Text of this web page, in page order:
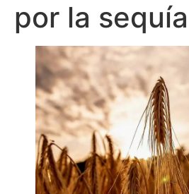
por la sequía